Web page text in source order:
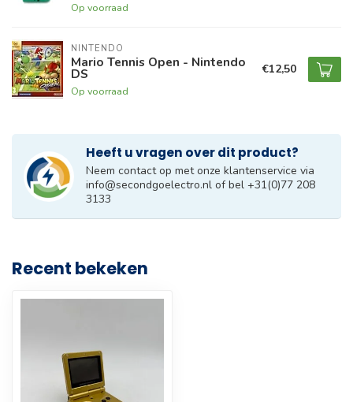
Op voorraad
NINTENDO
Mario Tennis Open - Nintendo
DS
Op voorraad
€12,50
Heeft u vragen over dit product?
Neem contact op met onze klantenservice via
info@secondgoelectro.nl of bel +31(0)77 208
3133
Recent bekeken